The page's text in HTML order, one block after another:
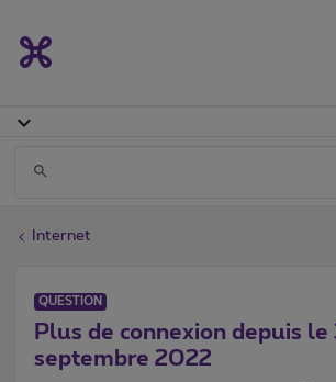
Internet
QUESTION
Plus de connexion depuis le
septembre 2022